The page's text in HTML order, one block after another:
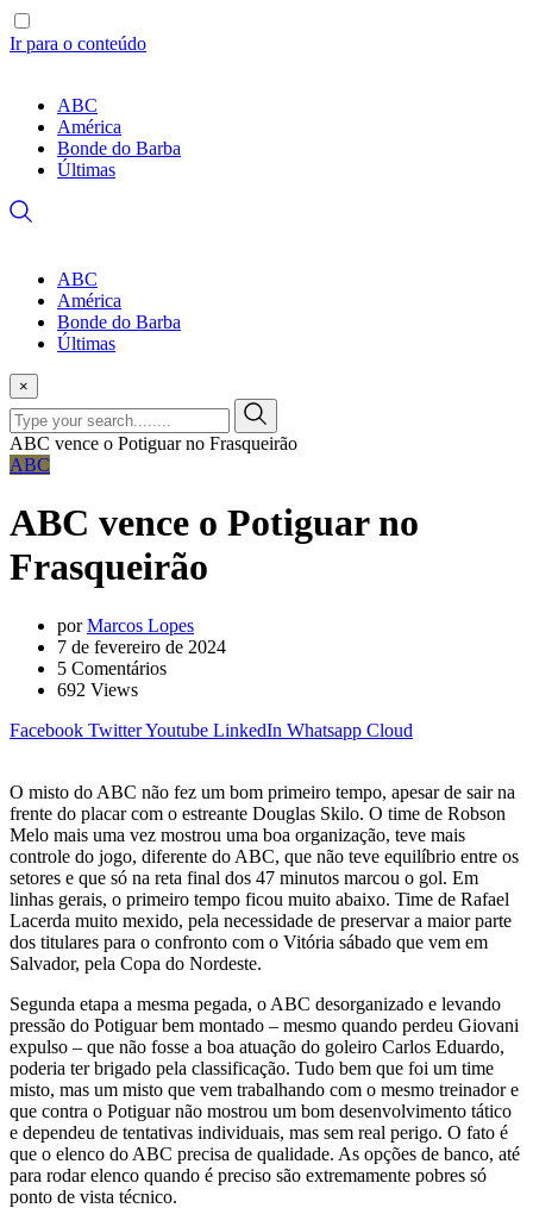
Ir para o conteúdo
ABC
América
Bonde do Barba
Últimas
ABC
América
Bonde do Barba
Últimas
×
ABC vence o Potiguar no Frasqueirão
ABC
ABC vence o Potiguar no
Frasqueirão
porMarcos Lopes
7 de fevereiro de 2024
5 Comentários
692 Views
Facebook TwitterYoutube LinkedIn Whatsapp Cloud
O misto do ABC não fez um bom primeiro tempo, apesar de sair na
frente do placar com o estreante Douglas Skilo. O time de Robson
Melo mais uma vez mostrou uma boa organização, teve mais
controle do jogo, diferente do ABC, que não teve equilíbrio entre os
setores e que só na reta final dos 47 minutos marcou o gol. Em
linhas gerais, o primeiro tempo ficou muito abaixo. Time de Rafael
Lacerda muito mexido, pela necessidade de preservar a maior parte
dos titulares para o confronto com o Vitória sábado que vem em
Salvador, pela Copa do Nordeste.
Segunda etapa a mesma pegada, o ABC desorganizado e levando
pressão do Potiguar bem montado – mesmo quando perdeu Giovani
expulso – que não fosse a boa atuação do goleiro Carlos Eduardo,
poderia ter brigado pela classificação. Tudo bem que foi um time
misto, mas um misto que vem trabalhando com o mesmo treinador e
que contra o Potiguar não mostrou um bom desenvolvimento tático
e dependeu de tentativas individuais, mas sem real perigo. O fato é
que o elenco do ABC precisa de qualidade. As opções de banco, até
para rodar elenco quando é preciso são extremamente pobres só
ponto de vista técnico.